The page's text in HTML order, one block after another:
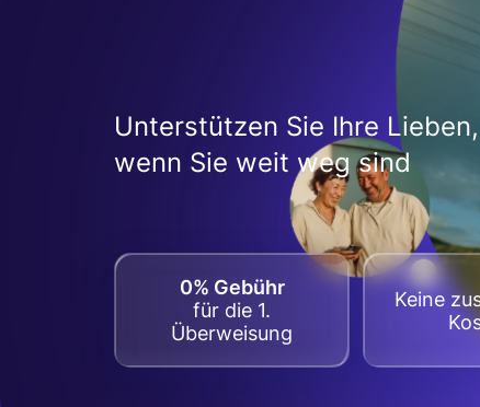
Unterstützen Sie Ihre
wenn Sie weit weg sind
0% Gebühr
für die 1.
Überweisung
Keine